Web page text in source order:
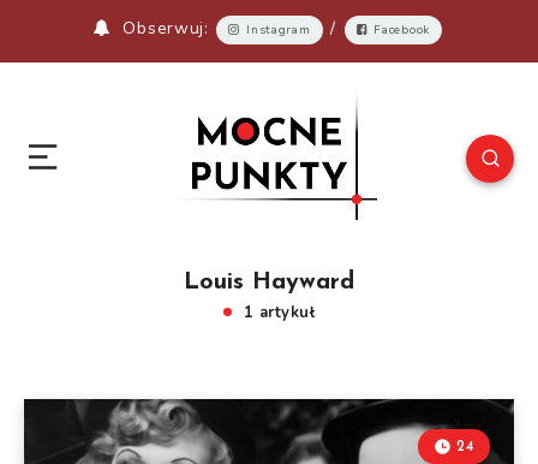
Obserwuj: Instagram / Facebook
Louis Hayward
1 artykuł
24